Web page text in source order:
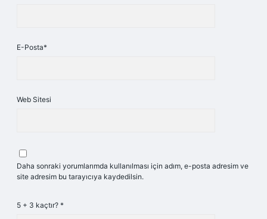
E-Posta*
Web Sitesi
Daha sonraki yorumlarımda kullanılması için adım, e-posta adresim ve
site adresim bu tarayıcıya kaydedilsin.
5 + 3 kaçtır? *